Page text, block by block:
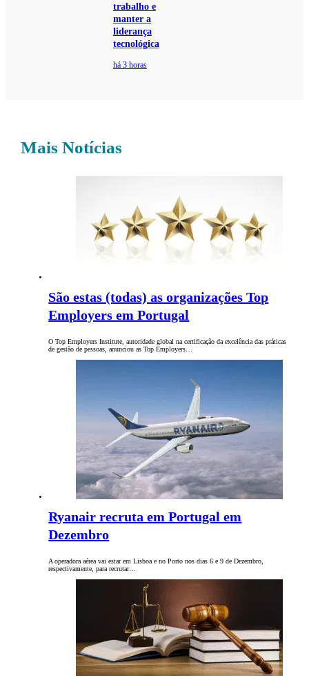
trabalho e
manter a
liderança
tecnológica
há 3 horas
Mais Notícias
São estas (todas) as organizações Top
Employers em Portugal
O Top Employers Institute, autoridade global na certificação da excelência das práticas
de gestão de pessoas, anunciou as Top Employers…
Ryanair recruta em Portugal em
Dezembro
A operadora aérea vai estar em Lisboa e no Porto nos dias 6 e 9 de Dezembro,
respectivamente, para recrutar…